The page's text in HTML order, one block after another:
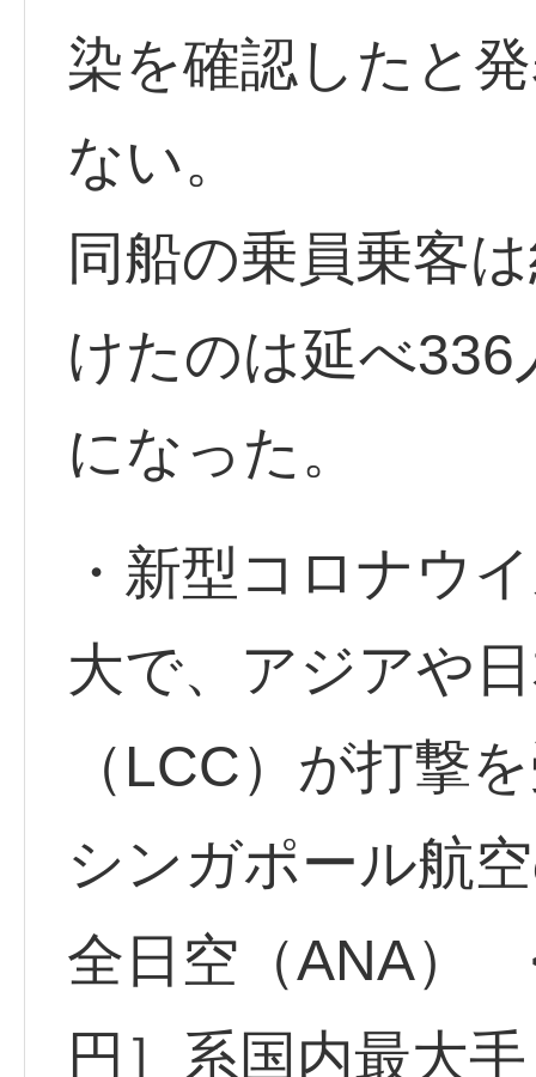
染を確認したと
ない。
同船の乗員乗客
けたのは延べ
になった。
・新型コロナウ
大で、アジアや
（LCC）が打撃
シンガポール航
全日空（ANA）
円］系国内最大